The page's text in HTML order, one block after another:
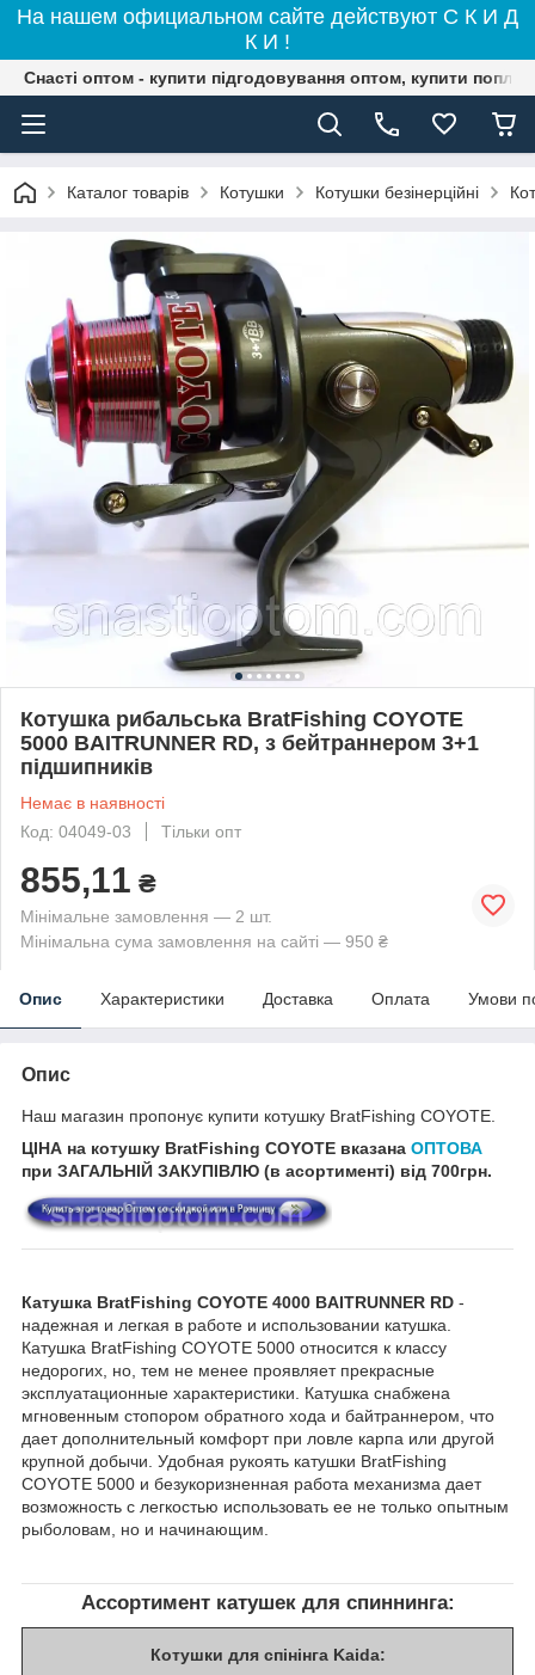
На нашем официальном сайте действуют С К И Д
К И !
Снасті оптом - купити підгодовування оптом, купити
Каталог товарів Котушки Котушки безінерційні
Котушка рибальська BratFishing COYOTE
5000 BAITRUNNER RD, з бейтраннером 3+1
підшипників
Немає в наявності
Код: 04049-03
Тільки опт
855,11 ₴
Мінімальне замовлення — 2 шт.
Мінімальна сума замовлення на сайті — 950 ₴
Опис Характеристики Доставка Оплата Умови
Опис
Наш магазин пропонує купити котушку BratFishing COYOTE.
ЦІНА на котушку BratFishing COYOTE вказана ОПТОВА
при ЗАГАЛЬНІЙ ЗАКУПІВЛЮ (в асортименті) від 700грн.
Катушка BratFishing COYOTE 4000 BAITRUNNER RD -
надежная и легкая в работе и использовании катушка.
Катушка BratFishing COYOTE 5000 относится к классу
недорогих, но, тем не менее проявляет прекрасные
эксплуатационные характеристики. Катушка снабжена
мгновенным стопором обратного хода и байтраннером, что
дает дополнительный комфорт при ловле карпа или другой
крупной добычи. Удобная рукоять катушки BratFishing
COYOTE 5000 и безукоризненная работа механизма дает
возможность с легкостью использовать ее не только опытным
рыболовам, но и начинающим.
Ассортимент катушек для спиннинга:
Котушки для спінінга Kaida: